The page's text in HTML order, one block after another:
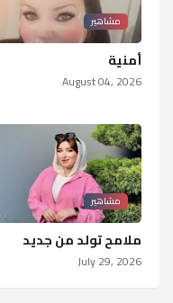
مشاهير
أمنية
August 04, 2026
مشاهير
ملامح تولد من جديد
July 29, 2026